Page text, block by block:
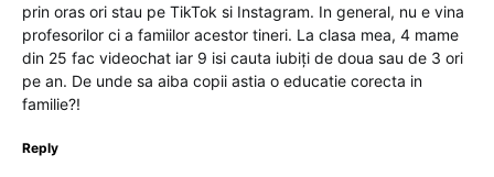
prin oras ori stau pe TikTok si Instagram. In general, nu e vina
profesorilor ci a famiilor acestor tineri. La clasa mea, 4 mame
din 25 fac videochat iar 9 isi cauta iubiți de doua sau de 3 ori
pe an. De unde sa aiba copii astia o educatie corecta in
familie?!
Reply